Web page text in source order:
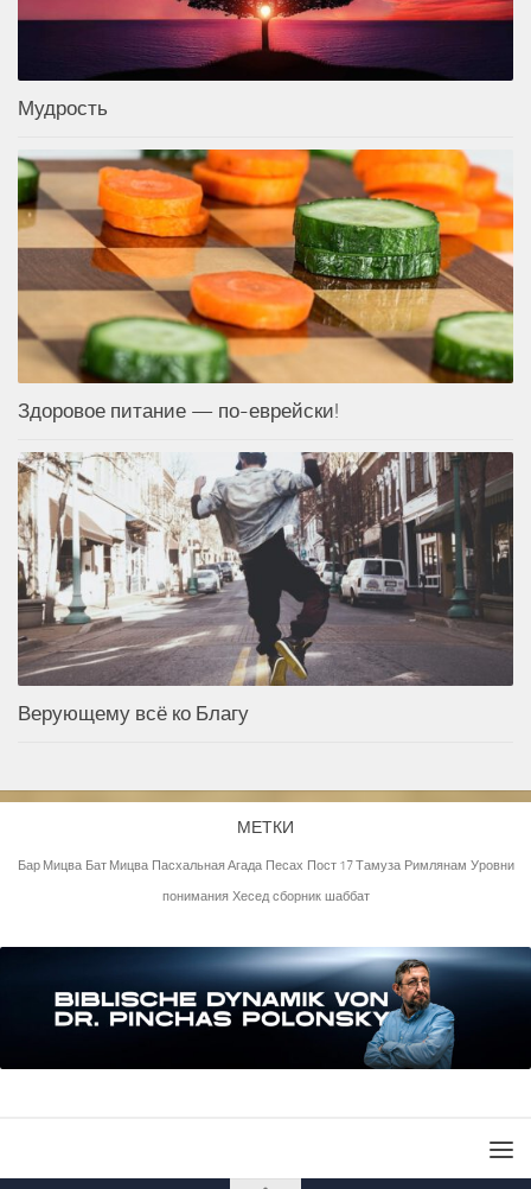
Мудрость
Здоровое питание — по-еврейски!
Верующему всё ко Благу
МЕТКИ
Бар Мицва Бат Мицва Пасхальная Агада Песах Пост 17 Тамуза Римлянам Уровни
понимания Хесед сборник шаббат